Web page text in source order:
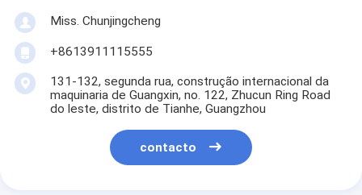
Miss. Chunjingcheng
+8613911115555
131-132, segunda rua, construção internacional da
maquinaria de Guangxin, no. 122, Zhucun Ring Road
do leste, distrito de Tianhe, Guangzhou
contacto